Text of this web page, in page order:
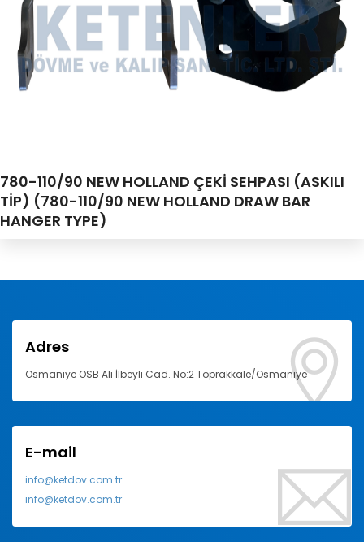
780-110/90 NEW HOLLAND ÇEKİ SEHPASI (ASKILI
TİP) (780-110/90 NEW HOLLAND DRAW BAR
HANGER TYPE)
Adres
Osmaniye OSB Ali İlbeyli Cad. No:2 Toprakkale/Osmaniye
E-mail
info@ketdov.com.tr
info@ketdov.com.tr